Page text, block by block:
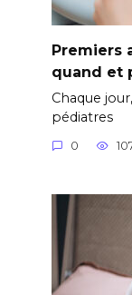
Premiers
quand et
Chaque
pédiatres
0